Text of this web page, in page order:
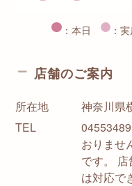
：本日 ：
店舗のご案内
所在地
神奈川県
TEL
おりませ
です。
は対応で